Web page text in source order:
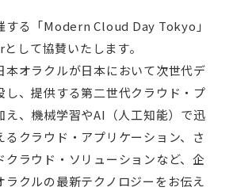
する「Modern Cloud Day Tokyo」
して協賛いたします。
本オラクルが日本において次世代デ
し、提供する第二世代クラウド・プ
え、機械学習やAI（人工知能）で迅
クラウド・アプリケーション、さ
クラウド・ソリューションなど、企
ラクルの最新テクノロジーをお伝え